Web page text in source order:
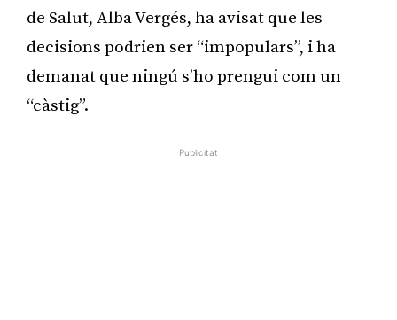
de Salut, Alba Vergés, ha avisat que les
decisions podrien ser “impopulars”, i ha
demanat que ningú s’ho prengui com un
“càstig”.
Publicitat